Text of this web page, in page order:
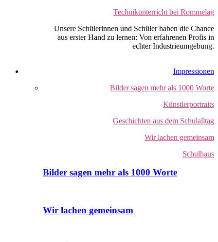
Technikunterricht bei Rommelag
Unsere Schülerinnen und Schüler haben die Chance
aus erster Hand zu lernen: Von erfahrenen Profis in
echter Industrieumgebung.
Impressionen
Bilder sagen mehr als 1000 Worte
Künstlerportraits
Geschichten aus dem Schulalltag
Wir lachen gemeinsam
Schulhaus
Bilder sagen mehr als 1000 Worte
Wir lachen gemeinsam